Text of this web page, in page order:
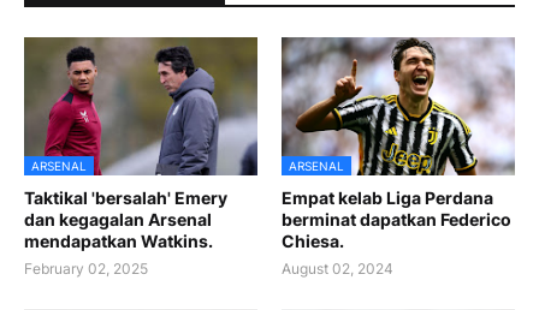
ARSENAL
Taktikal 'bersalah' Emery
dan kegagalan Arsenal
mendapatkan Watkins.
February 02, 2025
ARSENAL
Empat kelab Liga Perdana
berminat dapatkan Federico
Chiesa.
August 02, 2024